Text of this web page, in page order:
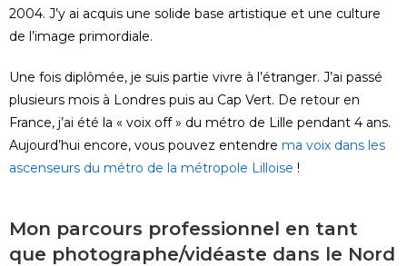
2004. J’y ai acquis une solide base artistique et une culture
de l’image primordiale.
Une fois diplômée, je suis partie vivre à l’étranger. J’ai passé
plusieurs mois à Londres puis au Cap Vert. De retour en
France, j’ai été la « voix off » du métro de Lille pendant 4 ans.
Aujourd’hui encore, vous pouvez entendre ma voix dans les
ascenseurs du métro de la métropole Lilloise !
Mon parcours professionnel en tant
que photographe/vidéaste dans le Nord